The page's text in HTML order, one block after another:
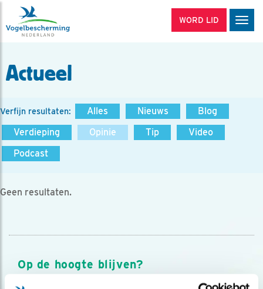
WORD LID
Actueel
Verfijn resultaten: Alles Nieuws
Blog
Verdieping
Opinie Tip
Video
Podcast
Geen resultaten.
Op de hoogte blijven?
Meld je aan en ontvang nieuws, inspiratie, acties en tips